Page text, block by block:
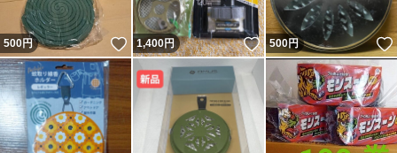
500円 いいね！
1,400円 いいね！
500円